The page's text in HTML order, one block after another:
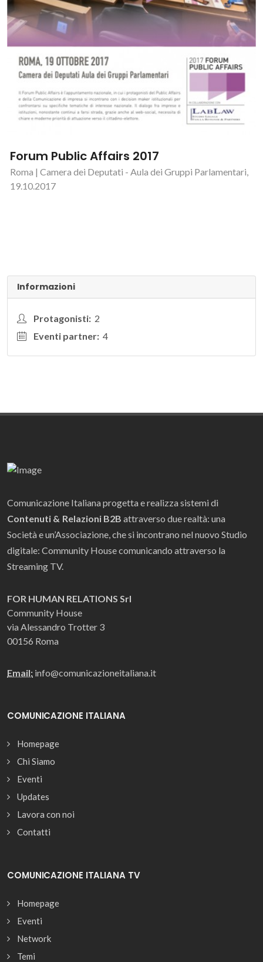
Forum Public Affairs 2017
Roma | Camera dei Deputati - Aula dei Gruppi Parlamentari,
19.10.2017
Informazioni
Protagonisti: 2
Eventi partner: 4
Comunicazione Italiana progetta e realizza sistemi di
Contenuti & Relazioni B2B attraverso due realtà: una
Società e un’Associazione, che si incontrano nel nuovo Studio
digitale: Community House comunicando attraverso la
Streaming TV.
FOR HUMAN RELATIONS Srl
Community House
via Alessandro Trotter 3
00156 Roma
Email: info@comunicazioneitaliana.it
COMUNICAZIONE ITALIANA
Homepage
Chi Siamo
Eventi
Updates
Lavora con noi
Contatti
COMUNICAZIONE ITALIANA TV
Homepage
Eventi
Network
Temi